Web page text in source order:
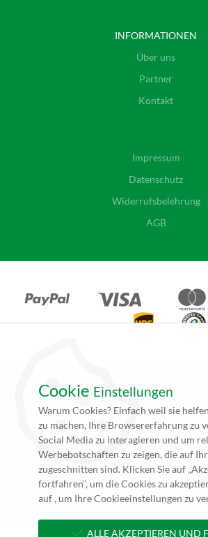
INFORMATIONEN
Über uns
Partner
Kontakt
Impressum
Datenschutz
Widerrufsbelehrung
AGB
*Alle Angebote auf unseren Seiten gelten
Gewerbetreibende. Alle Preisangaben auf
sich daher (rein netto, zzgl. 19% MwSt.) und
nicht angegeben beträgt die Lieferzeit
bis 5 Werktage (5 bis 10 Werktage per
Zahlungseingang und Erhalt der
**zzgl. Versandkosten
Cookie Einstellungen
Warum Cookies? Einfach weil sie
zu machen, Ihre Browsererfahrung zu
Social Media zu interagieren und um
Werbebotschaften zu zeigen, die auf
zugeschnitten sind. Klicken Sie auf
fortfahren", um die Cookies zu
auf , um Ihre Cookieeinstellungen zu
ALLE AKZEPTIEREN UND